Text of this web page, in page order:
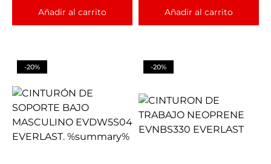
Añadir al carrito Añadir al carrito
-20% -20%